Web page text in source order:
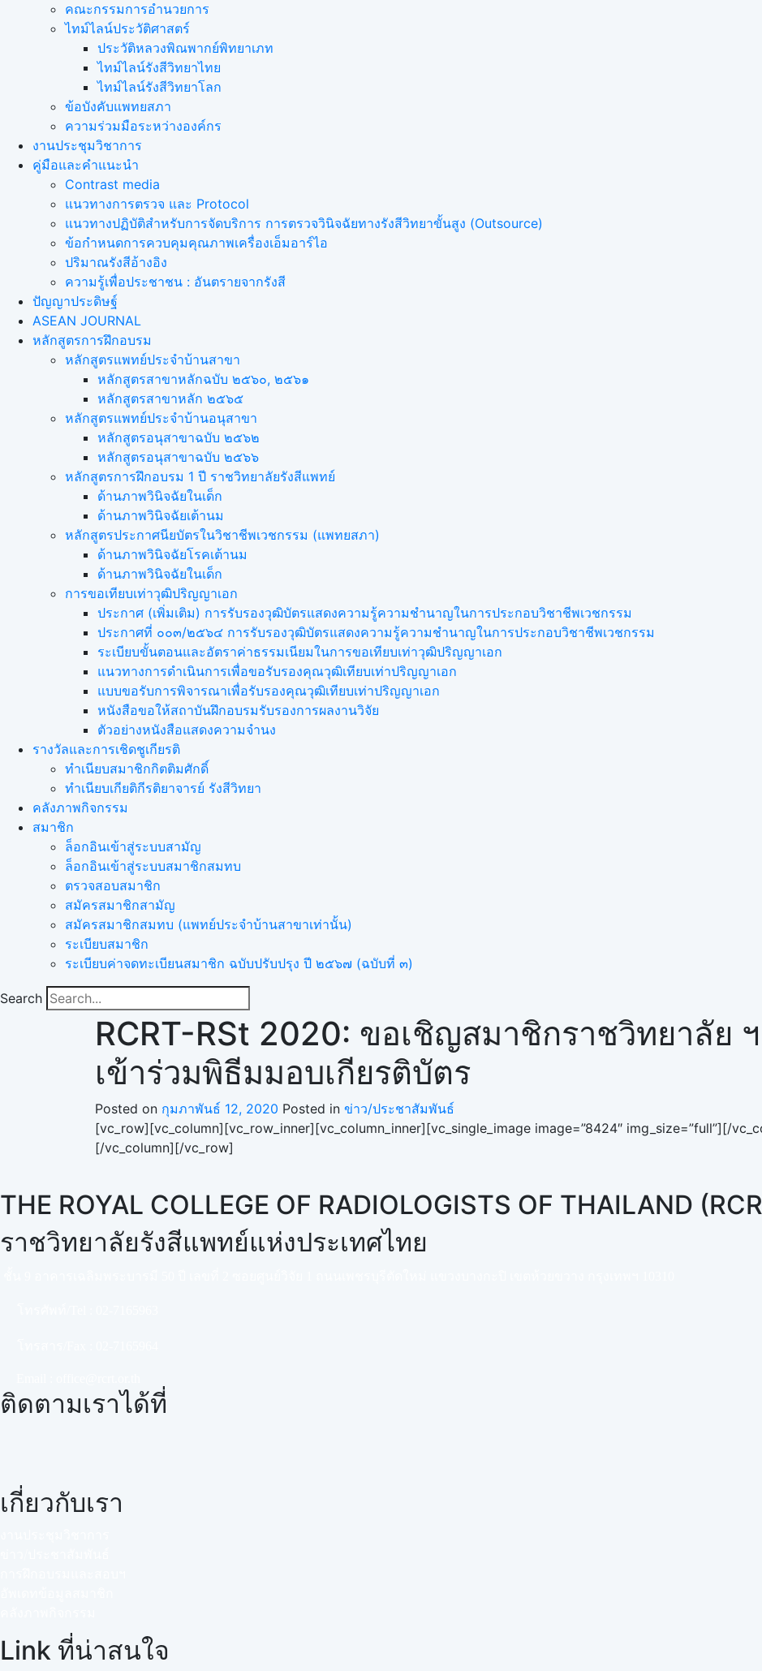
คณะกรรมการอำนวยการ
ไทม์ไลน์ประวัติศาสตร์
ประวัติหลวงพิณพากย์พิทยาเภท
ไทม์ไลน์รังสีวิทยาไทย
ไทม์ไลน์รังสีวิทยาโลก
ข้อบังคับแพทยสภา
ความร่วมมือระหว่างองค์กร
งานประชุมวิชาการ
คู่มือและคำแนะนำ
Contrast media
แนวทางการตรวจ และ Protocol
แนวทางปฏิบัติสำหรับการจัดบริการ การตรวจวินิจฉัยทางรังสีวิทยาขั้นสูง (Outsource)
ข้อกำหนดการควบคุมคุณภาพเครื่องเอ็มอาร์ไอ
ปริมาณรังสีอ้างอิง
ความรู้เพื่อประชาชน : อันตรายจากรังสี
ปัญญาประดิษฐ์
ASEAN JOURNAL
หลักสูตรการฝึกอบรม
หลักสูตรแพทย์ประจำบ้านสาขา
หลักสูตรสาขาหลักฉบับ ๒๕๖๐, ๒๕๖๑
หลักสูตรสาขาหลัก ๒๕๖๕
หลักสูตรแพทย์ประจำบ้านอนุสาขา
หลักสูตรอนุสาขาฉบับ ๒๕๖๒
หลักสูตรอนุสาขาฉบับ ๒๕๖๖
หลักสูตรการฝึกอบรม 1 ปี ราชวิทยาลัยรังสีแพทย์
ด้านภาพวินิจฉัยในเด็ก
ด้านภาพวินิจฉัยเต้านม
หลักสูตรประกาศนียบัตรในวิชาชีพเวชกรรม (แพทยสภา)
ด้านภาพวินิจฉัยโรคเต้านม
ด้านภาพวินิจฉัยในเด็ก
การขอเทียบเท่า​วุฒิปริญญา​เอก
ประกาศ (เพิ่มเติม) การรับรองวุฒิบัตรแสดงความรู้ความชำนาญในการประกอบวิชาชีพเวชกรรม
ประกาศที่ ๐๐๓/๒๕๖๔ การรับรองวุฒิบัตรแสดงความรู้ความชำนาญในการประกอบวิชาชีพเวชกรรม
ระเบียบขั้นตอนและอัตราค่าธรรมเนียมในการขอเทียบเท่าวุฒิปริญญาเอก
แนวทางการดำเนินการเพื่อขอรับรองคุณวุฒิเทียบเท่าปริญญาเอก
แบบขอรับการพิจารณาเพื่อรับรองคุณวุฒิเทียบเท่าปริญญาเอก
หนังสือขอให้สถาบันฝึกอบรมรับรองการผลงานวิจัย
ตัวอย่างหนังสือแสดงความจำนง
รางวัลและการเชิดชูเกียรติ
ทำเนียบสมาชิกกิตติมศักดิ์
ทำเนียบเกียติกีรติยาจารย์ รังสีวิทยา
คลังภาพกิจกรรม
สมาชิก
ล็อกอินเข้าสู่ระบบสามัญ
ล็อกอินเข้าสู่ระบบสมาชิกสมทบ
ตรวจสอบสมาชิก
สมัครสมาชิกสามัญ
สมัครสมาชิกสมทบ (แพทย์ประจำบ้านสาขาเท่านั้น)
ระเบียบสมาชิก
ระเบียบค่าจดทะเบียนสมาชิก ฉบับปรับปรุง ปี ๒๕๖๗ (ฉบับที่ ๓)
Search
RCRT-RSt 2020: ขอเชิญสมาชิกราชวิทยาลัย
เข้าร่วมพิธีมมอบเกียรติบัตร
Posted on กุมภาพันธ์ 12, 2020 Posted in ข่าว/ประชาสัมพันธ์
[vc_row][vc_column][vc_row_inner][vc_column_inner][vc_single_image image=”8424″ img_size=”full”][/
[/vc_column][/vc_row]
THE ROYAL COLLEGE OF RADIOLOGISTS OF THAILAND
ราชวิทยาลัยรังสีแพทย์แห่งประเทศไทย
ติดตามเราได้ที่
เกี่ยวกับเรา
Link ที่น่าสนใจ